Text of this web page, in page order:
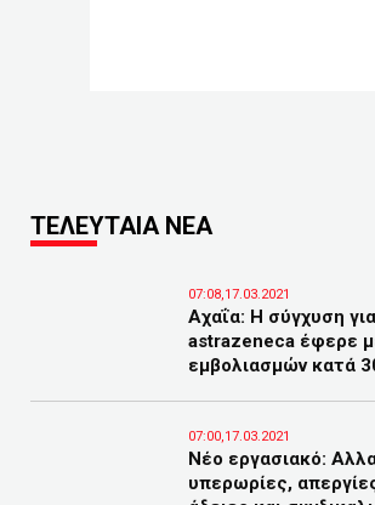
ΤΕΛΕΥΤΑΙΑ ΝΕΑ
07:08,17.03.2021
Αχαΐα: Η σύγχυση
astrazeneca έφερε
εμβολιασμών κατά
07:00,17.03.2021
Νέο εργασιακό:
υπερωρίες,